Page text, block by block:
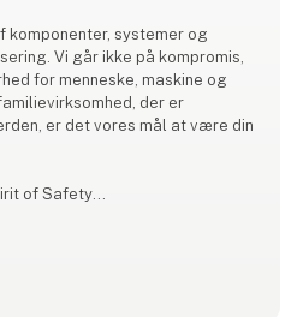
komponenter, systemer og
Vi går ikke på kompromis,
for menneske, maskine og
der er
er det vores mål at være din
of Safety
hver eneste løsning fra Pilz,
og krav til